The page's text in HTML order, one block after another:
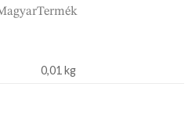
0,01 kg